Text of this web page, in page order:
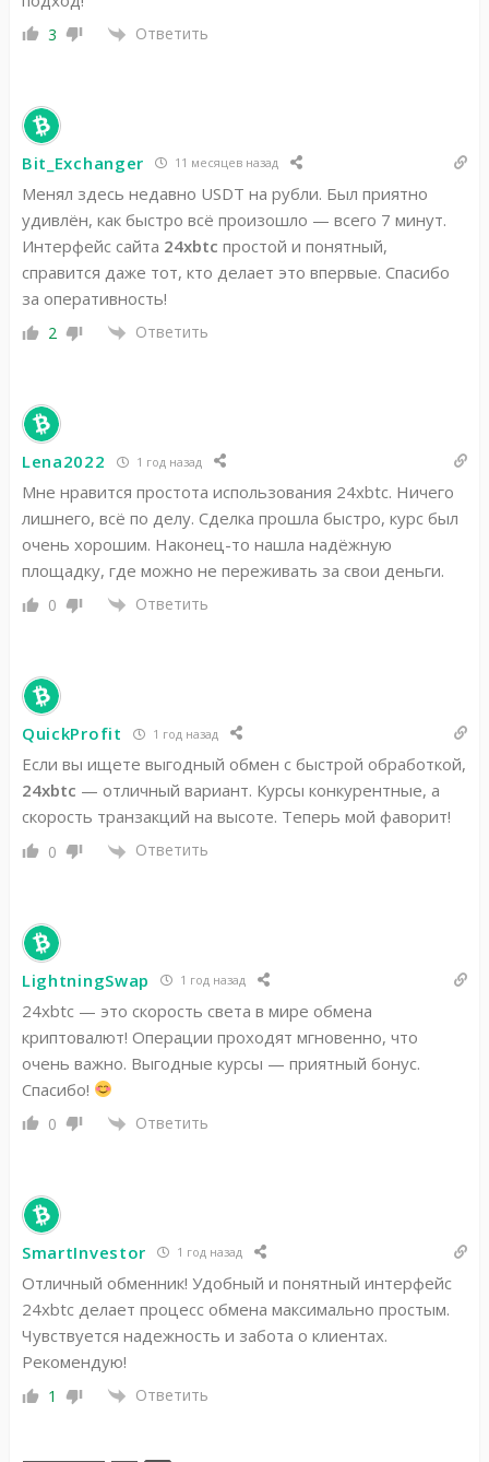
3 Ответить
Bit_Exchanger 11 месяцев назад
Менял здесь недавно USDT на рубли. Был приятно
удивлён, как быстро всё произошло — всего 7 минут.
Интерфейс сайта 24xbtc простой и понятный,
справится даже тот, кто делает это впервые. Спасибо
за оперативность!
2 Ответить
Lena2022 1 год назад
Мне нравится простота использования 24xbtc. Ничего
лишнего, всё по делу. Сделка прошла быстро, курс был
очень хорошим. Наконец-то нашла надёжную
площадку, где можно не переживать за свои деньги.
0 Ответить
QuickProfit 1 год назад
Если вы ищете выгодный обмен с быстрой обработкой,
24xbtc — отличный вариант. Курсы конкурентные, а
скорость транзакций на высоте. Теперь мой фаворит!
0 Ответить
LightningSwap 1 год назад
24xbtc — это скорость света в мире обмена
криптовалют! Операции проходят мгновенно, что
очень важно. Выгодные курсы — приятный бонус.
Спасибо!
0 Ответить
SmartInvestor 1 год назад
Отличный обменник! Удобный и понятный интерфейс
24xbtc делает процесс обмена максимально простым.
Чувствуется надежность и забота о клиентах.
Рекомендую!
1 Ответить